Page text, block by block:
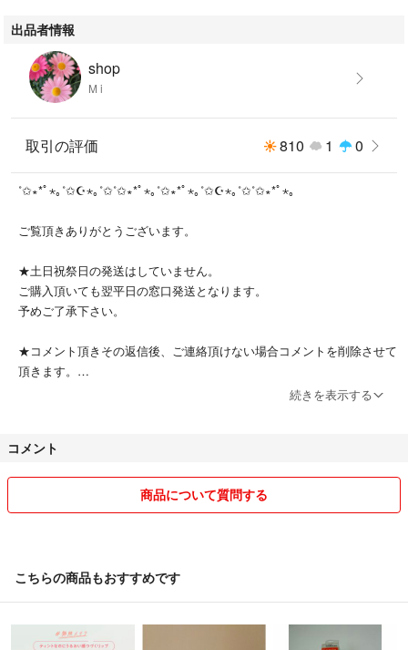
出品者情報
shop
M i
取引の評価 810 1 0
˚✩∗*ﾟ⋆｡˚✩☪︎⋆｡˚✩˚✩∗*ﾟ⋆｡˚✩∗*ﾟ⋆｡˚✩☪︎⋆｡˚✩˚✩∗*ﾟ⋆｡
ご覧頂きありがとうございます。
★土日祝祭日の発送はしていません。
ご購入頂いても翌平日の窓口発送となります。
予めご了承下さい。
★コメント頂きその返信後、ご連絡頂けない場合コメントを削除させて
頂きます。
★ 値下げ交渉はご希望の金額を提示して下さい。
どうぞよろしくお願い致します。
続きを表示する
コメント
商品について質問する
こちらの商品もおすすめです